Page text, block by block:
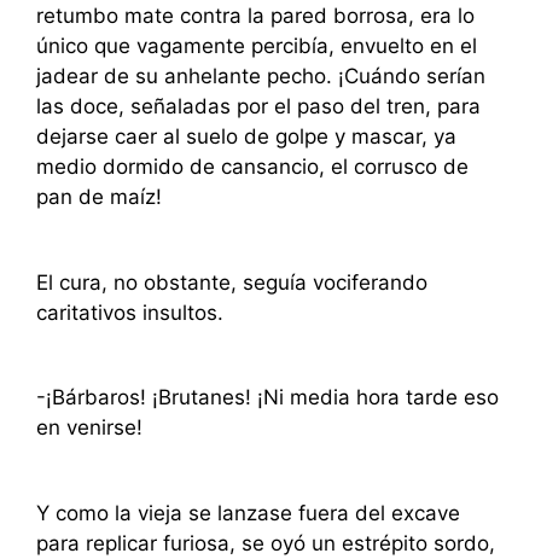
retumbo mate contra la pared borrosa, era lo
único que vagamente percibía, envuelto en el
jadear de su anhelante pecho. ¡Cuándo serían
las doce, señaladas por el paso del tren, para
dejarse caer al suelo de golpe y mascar, ya
medio dormido de cansancio, el corrusco de
pan de maíz!
El cura, no obstante, seguía vociferando
caritativos insultos.
-¡Bárbaros! ¡Brutanes! ¡Ni media hora tarde eso
en venirse!
Y como la vieja se lanzase fuera del excave
para replicar furiosa, se oyó un estrépito sordo,